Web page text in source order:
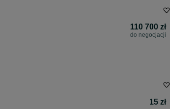
110 700 zł
do negocjacji
15 zł